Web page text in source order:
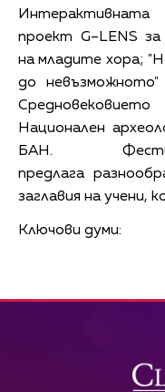
проект G–LENS
на младите хора;
до
Национален
БАН.
предлага
заглавия на учени,
Ключови думи: